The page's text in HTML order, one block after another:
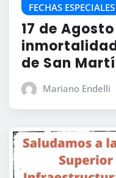
FECHAS ESPECIALES
17 de
de San
Mariano Endelli